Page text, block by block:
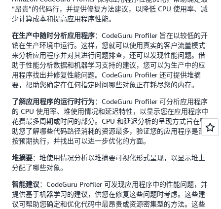
“昂贵”的代码行，并提供修复方法建议，以降低 CPU 使用率、减
少计算成本和提高应用程序性能。
在生产中随时分析应用程序：CodeGuru Profiler 旨在以较低的开
销在生产环境中运行。这样，您就可以使用真实的客户流量模式
来分析应用程序并对其进行问题排查，还可以发现性能问题。借
助于性能分析数据和机器学习支持的建议，您可以为生产中的应
用程序找出并修复性能问题。CodeGuru Profiler 还可提供堆摘
要，帮助您确定在任何指定时间哪些对象正在耗尽您的内存。
了解应用程序的运行时行为：CodeGuru Profiler 可分析应用程序
的 CPU 使用率、堆使用情况和延迟特性，以显示您在应用程序中
花费最多周期或时间的部分。CPU 和延迟分析的呈现方式旨在帮
助您了解哪些代码路径消耗的资源最多，验证您的应用程序是否
按预期执行，并找出可以进一步优化的方面。
堆摘要：堆使用情况分析以堆摘要可视化形式呈现，以显示堆上
分配了哪些对象。
智能建议：CodeGuru Profiler 可发现应用程序中的性能问题，并
提供基于机器学习的建议，供您在修复这些问题时考虑。这些建
议可帮助您确定和优化代码中最昂贵或资源密集型的方法。这些